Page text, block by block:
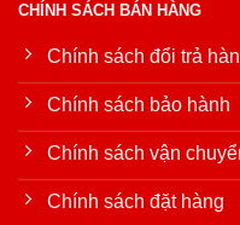
CHÍNH SÁCH BÁN HÀNG
Chính sách đổi trả
Chính sách bảo hành
Chính sách vận
Chính sách đặt hàng